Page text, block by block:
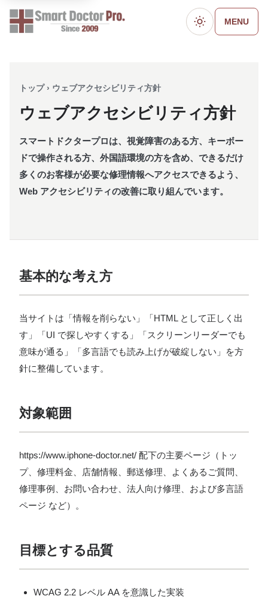
ダークモード
MENU
トップ › ウェブアクセシビリティ方針
ウェブアクセシビリティ方針
スマートドクタープロは、視覚障害のある方、キーボー
ドで操作される方、外国語環境の方を含め、できるだけ
多くのお客様が必要な修理情報へアクセスできるよう、
Web アクセシビリティの改善に取り組んでいます。
基本的な考え方
当サイトは「情報を削らない」「HTML として正しく出
す」「UI で探しやすくする」「スクリーンリーダーでも
意味が通る」「多言語でも読み上げが破綻しない」を方
針に整備しています。
対象範囲
https://www.iphone-doctor.net/ 配下の主要ページ（トッ
プ、修理料金、店舗情報、郵送修理、よくあるご質問、
修理事例、お問い合わせ、法人向け修理、および多言語
ページ など）。
目標とする品質
WCAG 2.2 レベル AA を意識した実装